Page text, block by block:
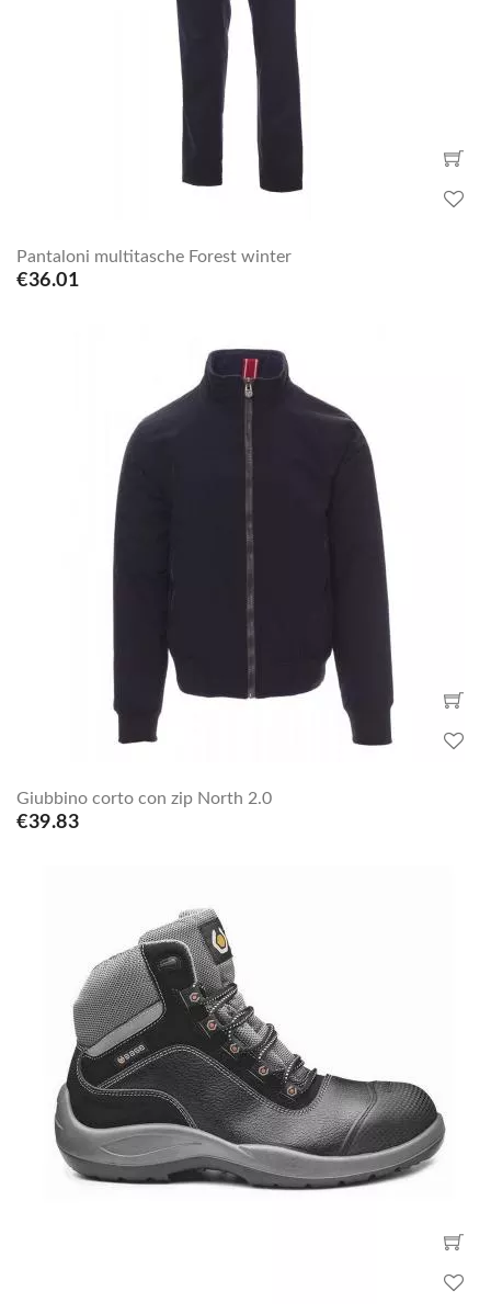
Pantaloni multitasche Forest winter
€36.01
Giubbino corto con zip North 2.0
€39.83